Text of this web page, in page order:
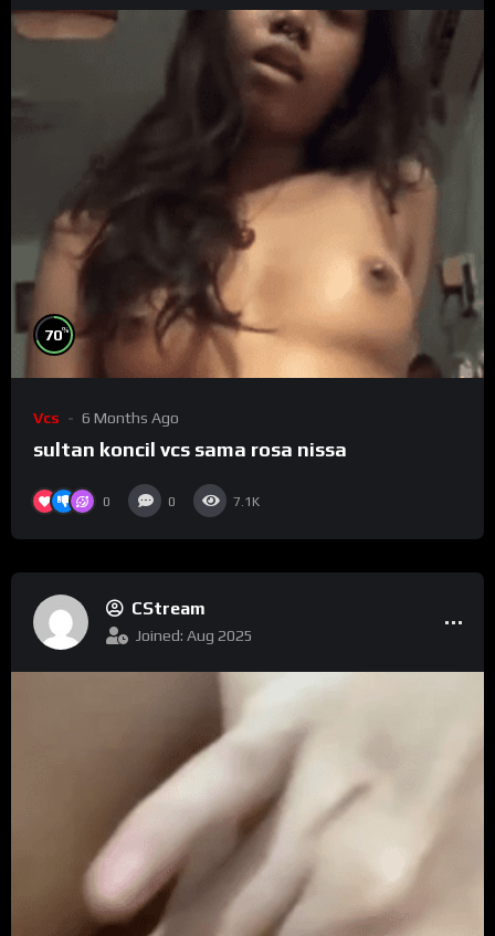
70%
Vcs 6 Months Ago
sultan koncil vcs sama rosa nissa
0 0 7.1K
CStream
Joined: Aug 2025